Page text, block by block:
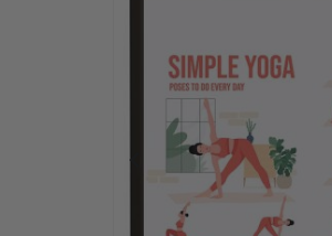
Personalisert plakat -